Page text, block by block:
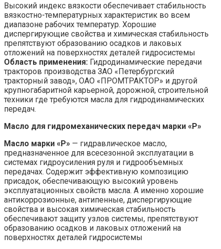
Высокий индекс вязкости обеспечивает стабильность
вязкостно-температурных характеристик во всем
диапазоне рабочих температур. Хорошие
диспергирующие свойства и химическая стабильность
препятствуют образованию осадков и лаковых
отложений на поверхностях деталей гидросистемы
Область применения: Гидродинамические передачи
тракторов производства ЗАО «Петербургский
тракторный завод», ОАО «ПРОМТРАКТОР» и другой
крупногабаритной карьерной, дорожной, строительной
техники где требуются масла для гидродинамических
передач.
Масло для гидромеханических передач марки «Р»
Масло марки «Р» — гидравлическое масло,
предназначенное для всесезонной эксплуатации в
системах гидроусиления руля и гидрообъемных
передачах. Содержит эффективную композицию
присадок, обеспечивающую высокий уровень
эксплуатационных свойств масла. А именно хорошие
антикоррозионные, антипенные, диспергирующие
свойства и высокая химическая стабильность
обеспечивают защиту узлов системы, препятствуют
образованию осадков и лаковых отложений на
поверхностях деталей гидросистемы